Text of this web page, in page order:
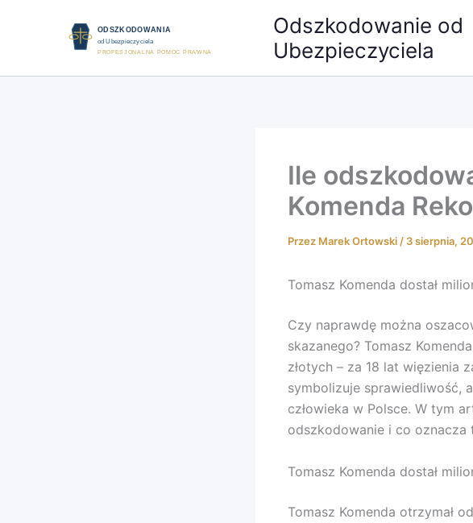
Odszkodowanie od
Ubezpieczyciela
Ile
Komenda
Przez Marek Ortowski / 3 sierpnia,
Tomasz Komenda dostał
Czy naprawdę można
skazanego? Tomasz
złotych – za 18 lat więzienia
symbolizuje sprawiedliwość,
człowieka w Polsce. W tym
odszkodowanie i co oznacza
Tomasz Komenda dostał
Tomasz Komenda otrzymał